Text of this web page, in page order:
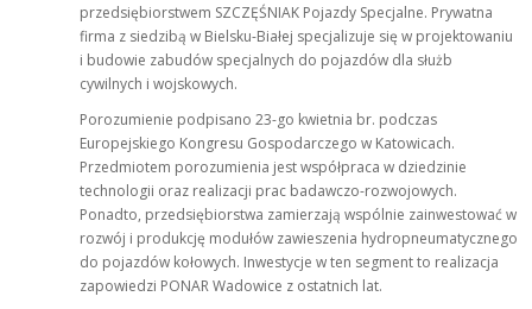
przedsiębiorstwem SZCZĘŚNIAK Pojazdy Specjalne. Prywatna
firma z siedzibą w Bielsku-Białej specjalizuje się w projektowaniu
i budowie zabudów specjalnych do pojazdów dla służb
cywilnych i wojskowych.
Porozumienie podpisano 23-go kwietnia br. podczas
Europejskiego Kongresu Gospodarczego w Katowicach.
Przedmiotem porozumienia jest współpraca w dziedzinie
technologii oraz realizacji prac badawczo-rozwojowych.
Ponadto, przedsiębiorstwa zamierzają wspólnie zainwestować w
rozwój i produkcję modułów zawieszenia hydropneumatycznego
do pojazdów kołowych. Inwestycje w ten segment to realizacja
zapowiedzi PONAR Wadowice z ostatnich lat.